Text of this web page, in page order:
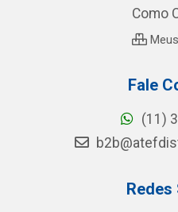
Como
Fale
(11)
Redes